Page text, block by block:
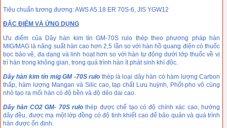
Tiêu chuẩn tương đương: AWS A5.18 ER 70S-6, JIS YGW12
ĐẶC ĐIỂM VÀ ỨNG DỤNG
Ưu điểm của Dây hàn kim tín GM-70S rulo thép theo phương pháp hàn
MIG/MAG là năng suất hàn cao hơn 2,5 lần so với hàn hồ quang điện có thuốc
bọc bảo vệ, đa dạng và linh hoạt hơn so với hàn tự động dưới lớp thuốc về vị
trí hàn trong không gian, trong quá trình hàn ít phát sinh khí độc.
Dây hàn kim tín mig GM -70S rulo thép là loại dây hàn có hàm lượng Carbon
thấp, hàm lượng Mangan và Silic cao, tạp chất Lưu huỳnh, Phốt-pho vô cùng
nhỏ tạo ra mối hàn có độ bền và độ dẻo dai cao.
Dây hàn CO2 GM- 70S rulo thép được chế tạo có độ chính xác cao, hướng
dây đều, được mạ một lớp đồng có độ tinh khiết cao để bảo quản và quá trình
hàn được ổn định.